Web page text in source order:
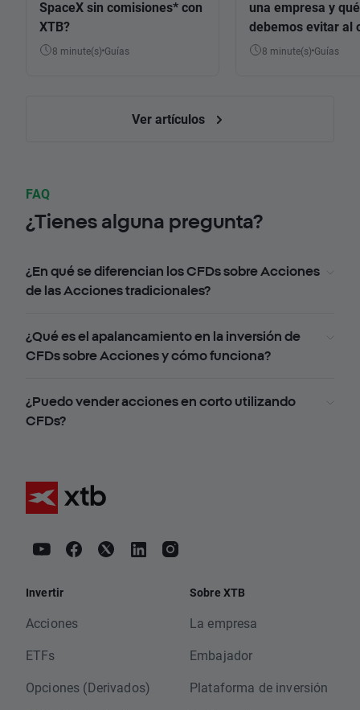
SpaceX sin comisiones* con
XTB?
8 minute(s) Guías
una empresa y
debemos evitar al
8 minute(s) Guías
Ver artículos
FAQ
¿Tienes alguna pregunta?
¿En qué se diferencian los CFDs sobre Acciones
de las Acciones tradicionales?
¿Qué es el apalancamiento en la inversión de
CFDs sobre Acciones y cómo funciona?
¿Puedo vender acciones en corto utilizando
CFDs?
Invertir
Acciones
ETFs
Opciones (Derivados)
Sobre XTB
La empresa
Embajador
Plataforma de inversión